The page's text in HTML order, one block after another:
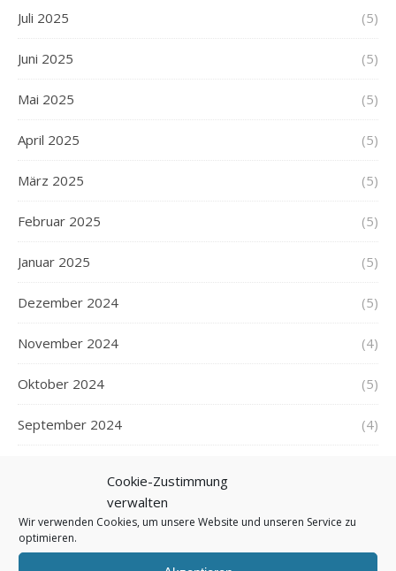
Cookie-Zustimmung
verwalten
Wir verwenden Cookies, um unsere Website und unseren Service zu
optimieren.
Juli 2025 (5)
Juni 2025 (5)
Mai 2025 (5)
April 2025 (5)
März 2025 (5)
Februar 2025 (5)
Januar 2025 (5)
Dezember 2024 (5)
November 2024 (4)
Oktober 2024 (5)
September 2024 (4)
Juni 2024